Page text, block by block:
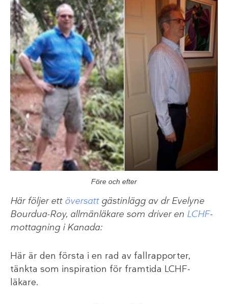
Före och efter
Här följer ett översattgästinlägg av dr Evelyne
Bourdua-Roy, allmänläkare som driver en LCHF-
mottagning i Kanada:
Här är den första i en rad av fallrapporter,
tänkta som inspiration för framtida LCHF-
läkare.